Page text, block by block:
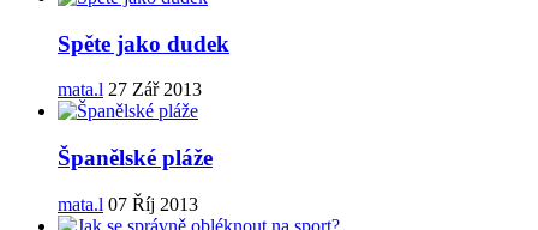
Spěte jako dudek
mata.l 27 Zář 2013
Španělské pláže
mata.l 07 Říj 2013